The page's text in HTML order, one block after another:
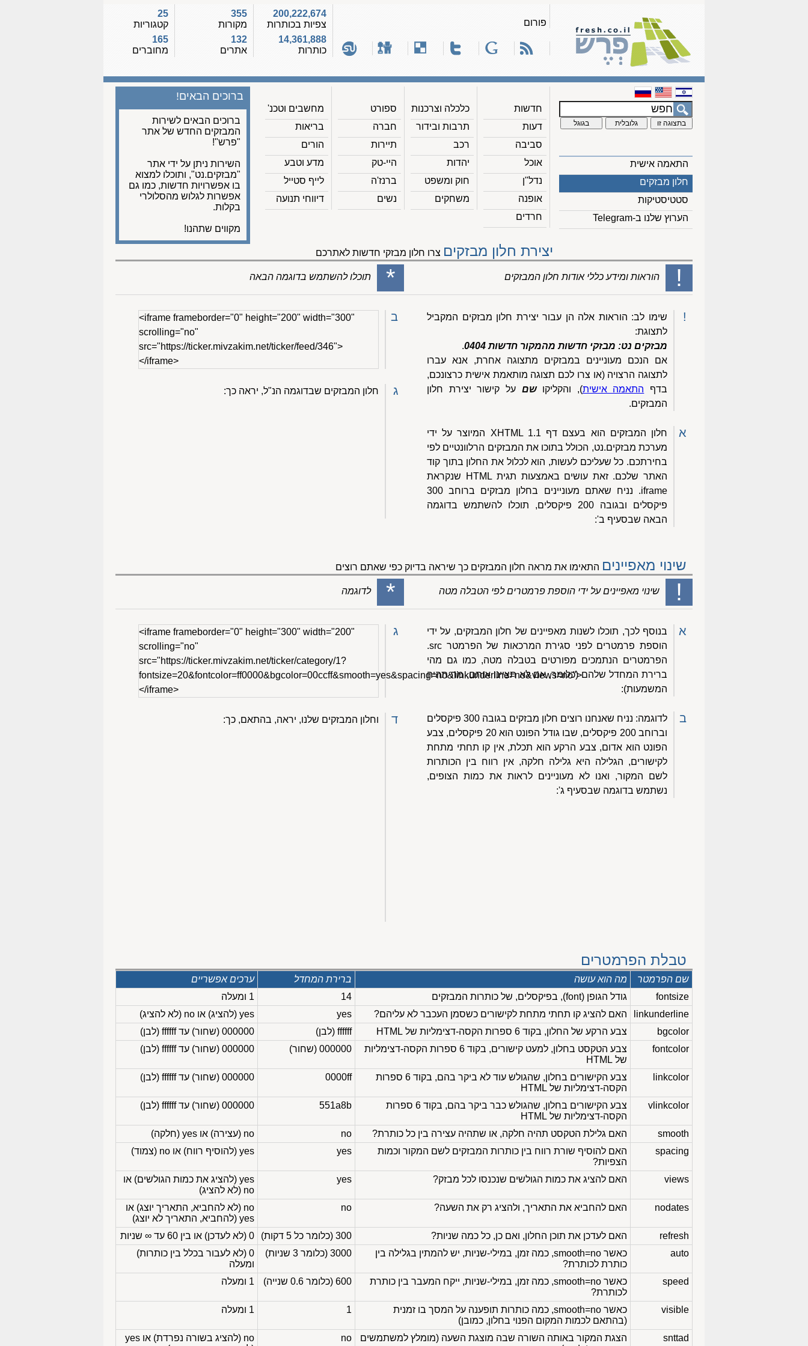
פורום
200,222,674
צפיות בכותרות
14,361,888
כותרות
355
מקורות
132
אתרים
25
קטגוריות
165
מחוברים
התאמה אישית
חלון מבזקים
סטטיסטיקות
הערוץ שלנו ב-Telegram
חדשות
דעות
סביבה
אוכל
נדל"ן
אופנה
חרדים
כלכלה וצרכנות
תרבות ובידור
רכב
יהדות
חוק ומשפט
משחקים
ספורט
חברה
תיירות
היי-טק
ברנז'ה
נשים
מחשבים וטכנ'
בריאות
הורים
מדע וטבע
לייף סטייל
דיווחי תנועה
ברוכים הבאים!
ברוכים הבאים לשירות
המבזקים החדש של אתר
"פרש"!
השירות ניתן על ידי אתר
"מבזקים.נט", ותוכלו למצוא
בו אפשרויות חדשות, כמו גם
אפשרות לגלוש מהסלולרי
בקלות.
מקווים שתהנו!
יצירת חלון מבזקים צרו חלון מבזקי חדשות לאתרכם
! הוראות ומידע כללי אודות חלון המבזקים * תוכלו להשתמש בדוגמה הבאה
!
שימו לב: הוראות אלה הן עבור יצירת חלון מבזקים המקביל
לתצוגת:
מבזקים נט: מבזקי חדשות מהמקור חדשות 0404
.
אם הנכם מעוניינים במבזקים מתצוגה אחרת, אנא עברו
לתצוגה הרצויה (או צרו לכם תצוגה מותאמת אישית כרצונכם,
בדף התאמה אישית), והקליקושם על קישור יצירת חלון
המבזקים.
א
חלון המבזקים הוא בעצם דף XHTML 1.1 המיוצר על ידי
מערכת מבזקים.נט, הכולל בתוכו את המבזקים הרלוונטיים לפי
בחירתכם. כל שעליכם לעשות, הוא לכלול את החלון בתוך קוד
האתר שלכם. זאת עושים באמצעות תגית HTML שנקראת
iframe. נניח שאתם מעוניינים בחלון מבזקים ברוחב 300
פיקסלים ובגובה 200 פיקסלים, תוכלו להשתמש בדוגמה
הבאה שבסעיף ב':
ב
<iframe frameborder="0" height="200" width="300"
scrolling="no"
src="https://ticker.mivzakim.net/ticker/feed/346">
</iframe>
ג חלון המבזקים שבדוגמה הנ"ל, יראה כך:
שינוי מאפיינים התאימו את מראה חלון המבזקים כך שיראה בדיוק כפי שאתם רוצים
! שינוי מאפיינים על ידי הוספת פרמטרים לפי הטבלה מטה * לדוגמה
א
בנוסף לכך, תוכלו לשנות מאפיינים של חלון המבזקים, על ידי
הוספת פרמטרים לפני סגירת המרכאות של הפרמטר src.
הפרמטרים הנתמכים מפורטים בטבלה מטה, כמו גם מהי
ברירת המחדל שלהם (כלומר, אם לא תציינו אותם, מה תהיה
המשמעות):
ב
לדוגמה: נניח שאנחנו רוצים חלון מבזקים בגובה 300 פיקסלים
וברוחב 200 פיקסלים, שבו גודל הפונט הוא 20 פיקסלים, צבע
הפונט הוא אדום, צבע הרקע הוא תכלת, אין קו תחתי מתחת
לקישורים, הגלילה היא גלילה חלקה, אין רווח בין הכותרות
לשם המקור, ואנו לא מעוניינים לראות את כמות הצופים,
נשתמש בדוגמה שבסעיף ג':
ג
<iframe frameborder="0" height="300" width="200"
scrolling="no"
src="https://ticker.mivzakim.net/ticker/category/1?
fontsize=20&fontcolor=ff0000&bgcolor=00ccff&smooth=yes&spacing=no&linkunderline=no&views=no">
</iframe>
ד וחלון המבזקים שלנו, יראה, בהתאם, כך:
טבלת הפרמטרים
שם הפרמטר מה הוא עושה ברירת המחדל
ערכים אפשריים
fontsize
גודל הגופן (font), בפיקסלים, של כותרות המבזקים 14
1 ומעלה
linkunderline
האם להציג קו תחתי מתחת לקישורים כשסמן העכבר לא עליהם? yes
yes (להציג) או no (לא להציג)
bgcolor
צבע הרקע של החלון, בקוד 6 ספרות הקסה-דצימליות של HTML ffffff (לבן)
000000 (שחור) עד ffffff (לבן)
fontcolor
צבע הטקסט בחלון, למעט קישורים, בקוד 6 ספרות הקסה-דצימליות
של HTML
000000 (שחור) 000000 (שחור) עד ffffff (לבן)
linkcolor
צבע הקישורים בחלון, שהגולש עוד לא ביקר בהם, בקוד 6 ספרות
הקסה-דצימליות של HTML
0000ff 000000 (שחור) עד ffffff (לבן)
vlinkcolor
צבע הקישורים בחלון, שהגולש כבר ביקר בהם, בקוד 6 ספרות
הקסה-דצימליות של HTML
551a8b 000000 (שחור) עד ffffff (לבן)
smooth האם גלילת הטקסט תהיה חלקה, או שתהיה עצירה בין כל כותרת? no
no (עצירה) או yes (חלקה)
spacing
האם להוסיף שורת רווח בין כותרות המבזקים לשם המקור וכמות
הצפיות?
yes yes (להוסיף רווח) או no (צמוד)
views האם להציג את כמות הגולשים שנכנסו לכל מבזק? yes
yes (להציג את כמות הגולשים) או
no (לא להציג)
nodates
האם להחביא את התאריך, ולהציג רק את השעה? no
no (לא להחביא, התאריך יוצג) או
yes (להחביא, התאריך לא יוצג)
refresh
האם לעדכן את תוכן החלון, ואם כן, כל כמה שניות? 300 (כלומר כל 5 דקות)
0 (לא לעדכן) או בין 60 עד ∞ שניות
auto
כאשר smooth=no, כמה זמן, במילי-שניות, יש להמתין בגלילה בין
כותרת לכותרת?
3000 (כלומר 3 שניות)
0 (לא לעבור בכלל בין כותרות)
ומעלה
speed
כאשר smooth=no, כמה זמן, במילי-שניות, ייקח המעבר בין כותרת
לכותרת?
600 (כלומר 0.6 שנייה) 1 ומעלה
visible
כאשר smooth=no, כמה כותרות תופענה על המסך בו זמנית
(בהתאם לכמות המקום הפנוי בחלון, כמובן)
1 1 ומעלה
snttad
הצגת המקור באותה השורה שבה מוצגת השעה (מומלץ למשתמשים
no
no (להציג בשורה נפרדת) או yes